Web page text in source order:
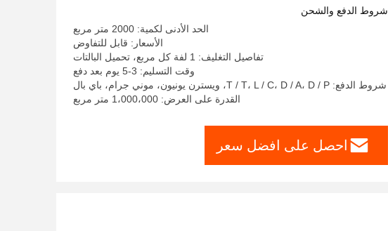
شروط الدفع والشحن
الحد الأدنى لكمية: 2000 متر مربع
الأسعار: قابل للتفاوض
تفاصيل التغليف: 1 لفة كل مربع، تحميل البالتات
وقت التسليم: 3-5 يوم بعد دفع
شروط الدفع: T / T، L / C، D / A، D / P، ويسترن يونيون، موني جرام، باي بال
القدرة على العرض: 1،000،000 متر مربع
احصل على افضل سعر